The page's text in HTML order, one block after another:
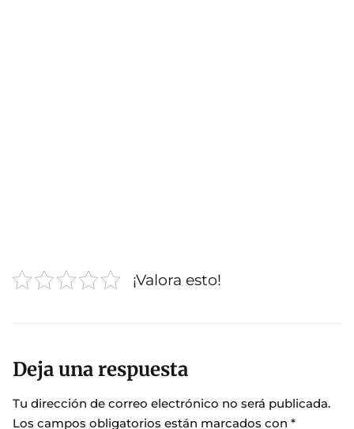
¡Valora esto!
Deja una respuesta
Tu dirección de correo electrónico no será publicada.
Los campos obligatorios están marcados con *